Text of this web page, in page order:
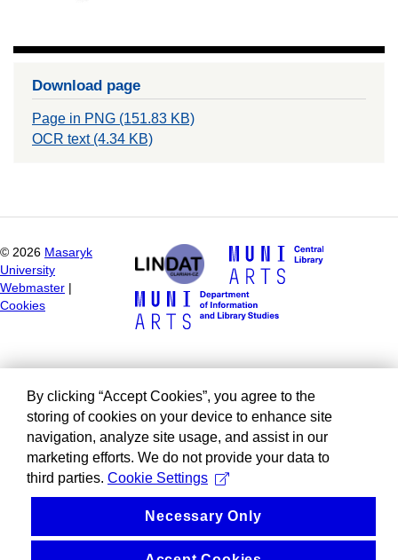
Download page
Page in PNG (151.83 KB)
OCR text (4.34 KB)
© 2026 Masaryk
University
Webmaster
Cookies
By clicking “Accept Cookies”, you agree to the
storing of cookies on your device to enhance site
navigation, analyze site usage, and assist in our
marketing efforts. We do not provide your data to
third parties. Cookie Settings
Necessary Only